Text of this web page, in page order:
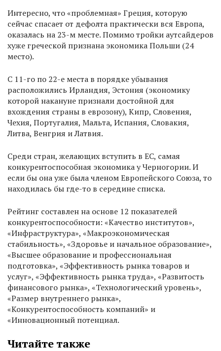
Интересно, что «проблемная» Греция, которую
сейчас спасает от дефолта практически вся Европа,
оказалась на 23-м месте. Помимо тройки аутсайдеров
хуже греческой признана экономика Польши (24
место).
С 11-го по 22-е места в порядке убывания
расположились Ирландия, Эстония (экономику
которой накануне признали достойной для
вхождения страны в еврозону), Кипр, Словения,
Чехия, Португалия, Мальта, Испания, Словакия,
Литва, Венгрия и Латвия.
Среди стран, желающих вступить в ЕС, самая
конкурентоспособная экономика у Черногории. И
если бы она уже была членом Европейского Союза, то
находилась бы где-то в середине списка.
Рейтинг составлен на основе 12 показателей
конкурентоспособности: «Качество институтов»,
«Инфраструктура», «Макроэкономическая
стабильность», «Здоровье и начальное образование»,
«Высшее образование и профессиональная
подготовка», «Эффективность рынка товаров и
услуг», «Эффективность рынка труда», «Развитость
финансового рынка», «Технологический уровень»,
«Размер внутреннего рынка»,
«Конкурентоспособность компаний» и
«Инновационный потенциал.
Читайте также